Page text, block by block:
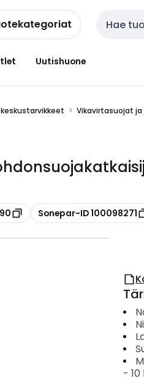
Haku
Uutishuone
Vikavirtasuojat
Kopioi
Sonepar-ID 100098271
- 10